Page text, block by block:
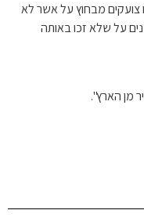
צועקים מבחוץ על אשר לא
על שלא זכו באותה
מן הארץ".